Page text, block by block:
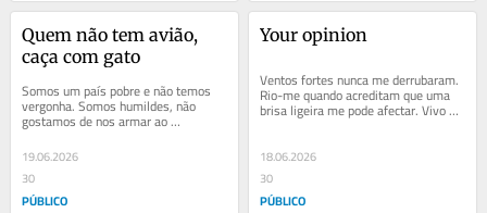
Quem não tem avião,
caça com gato
Somos um país pobre e não temos
vergonha. Somos humildes, não
gostamos de nos armar ao
pingarelho, embora existam carapaus
de corrida um pouco...
19.06.2026
30
PÚBLICO
Your opinion
Ventos fortes nunca me derrubaram.
Rio-me quando acreditam que uma
brisa ligeira me pode afectar. Vivo
bem com as opiniões dos outros — a
18.06.2026
30
PÚBLICO